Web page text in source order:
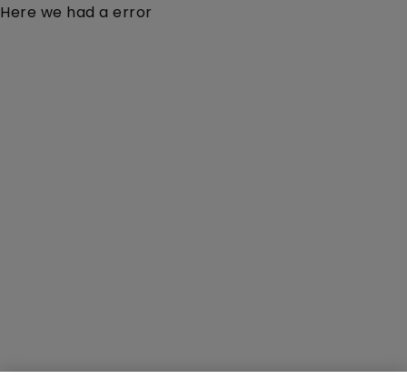
Here we had a error